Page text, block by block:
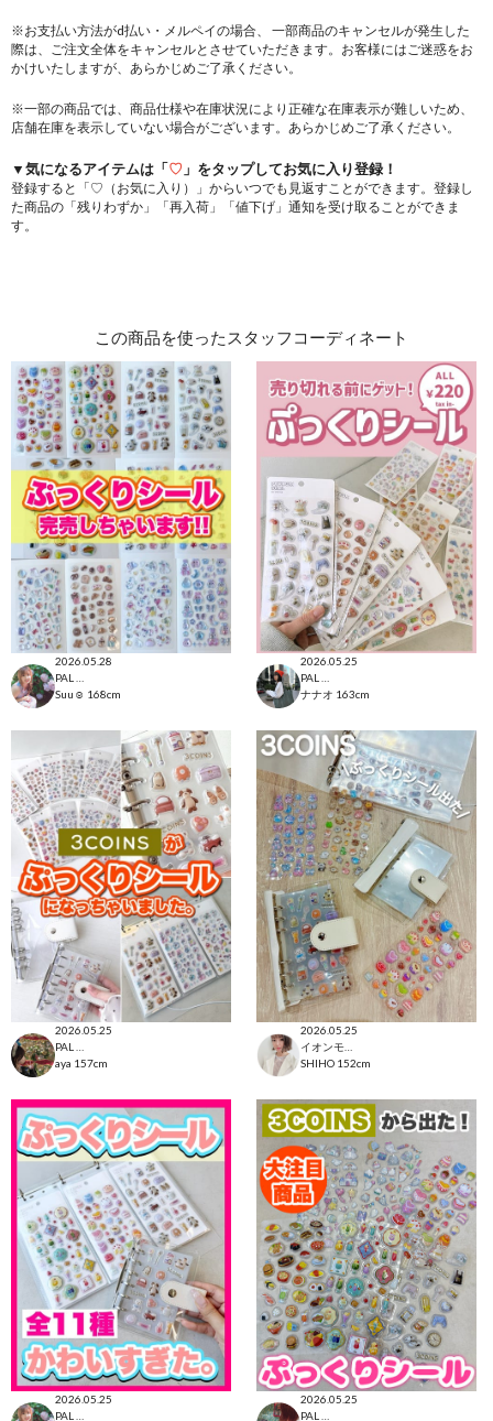
※お支払い方法がd払い・メルペイの場合、 一部商品のキャンセルが発生した
際は、ご注文全体をキャンセルとさせていただきます。お客様にはご迷惑をお
かけいたしますが、あらかじめご了承ください。
※一部の商品では、商品仕様や在庫状況により正確な在庫表示が難しいため、
店舗在庫を表示していない場合がございます。あらかじめご了承ください。
▼気になるアイテムは「♡ 」をタップしてお気に入り登録！
登録すると「♡（お気に入り）」からいつでも見返すことができます。登録し
た商品の「残りわずか」「再入荷」「値下げ」通知を受け取ることができま
す。
この商品を使ったスタッフコーディネート
2026.05.28
Suu☺︎ 168cm
2026.05.25
ナナオ 163cm
2026.05.25
aya 157cm
2026.05.25
イオンモール太田店
SHIHO 152cm
2026.05.25
2026.05.25